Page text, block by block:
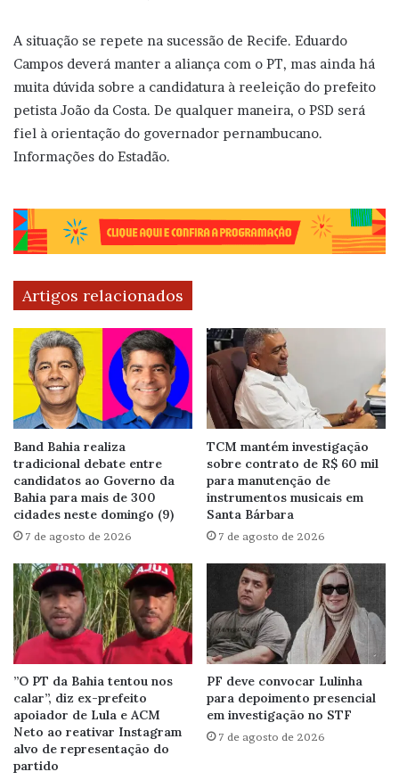
A situação se repete na sucessão de Recife. Eduardo
Campos deverá manter a aliança com o PT, mas ainda há
muita dúvida sobre a candidatura à reeleição do prefeito
petista João da Costa. De qualquer maneira, o PSD será
fiel à orientação do governador pernambucano.
Informações do Estadão.
Artigos relacionados
Band Bahia realiza
tradicional debate entre
candidatos ao Governo da
Bahia para mais de 300
cidades neste domingo (9)
7 de agosto de 2026
TCM mantém investigação
sobre contrato de R$ 60 mil
para manutenção de
instrumentos musicais em
Santa Bárbara
7 de agosto de 2026
”O PT da Bahia tentou nos
calar”, diz ex-prefeito
apoiador de Lula e ACM
Neto ao reativar Instagram
alvo de representação do
partido
PF deve convocar Lulinha
para depoimento presencial
em investigação no STF
7 de agosto de 2026